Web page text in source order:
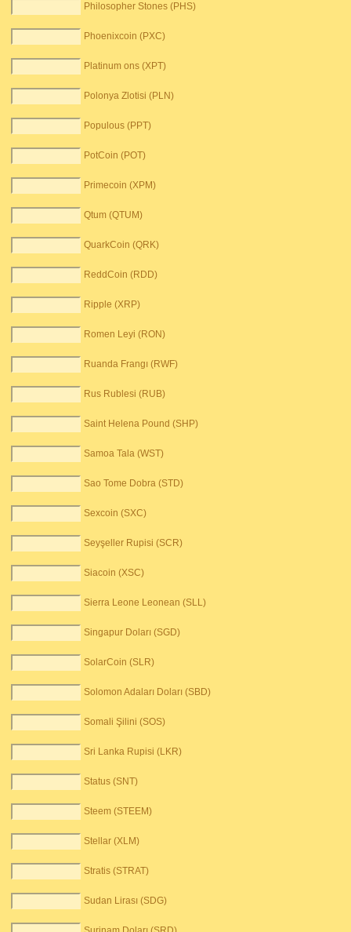
Philosopher Stones (PHS)
Phoenixcoin (PXC)
Platinum ons (XPT)
Polonya Zlotisi (PLN)
Populous (PPT)
PotCoin (POT)
Primecoin (XPM)
Qtum (QTUM)
QuarkCoin (QRK)
ReddCoin (RDD)
Ripple (XRP)
Romen Leyi (RON)
Ruanda Frangı (RWF)
Rus Rublesi (RUB)
Saint Helena Pound (SHP)
Samoa Tala (WST)
Sao Tome Dobra (STD)
Sexcoin (SXC)
Seyşeller Rupisi (SCR)
Siacoin (XSC)
Sierra Leone Leonean (SLL)
Singapur Doları (SGD)
SolarCoin (SLR)
Solomon Adaları Doları (SBD)
Somali Şilini (SOS)
Sri Lanka Rupisi (LKR)
Status (SNT)
Steem (STEEM)
Stellar (XLM)
Stratis (STRAT)
Sudan Lirası (SDG)